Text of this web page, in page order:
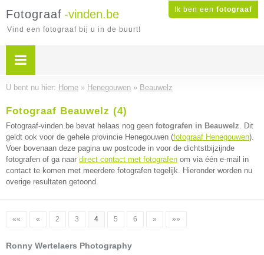
Ik ben een fotograaf
Fotograaf -vinden.be
Vind een fotograaf bij u in de buurt!
U bent nu hier: Home » Henegouwen » Beauwelz
Fotograaf Beauwelz (4)
Fotograaf-vinden.be bevat helaas nog geen fotografen in Beauwelz. Dit
geldt ook voor de gehele provincie Henegouwen (fotograaf Henegouwen).
Voer bovenaan deze pagina uw postcode in voor de dichtstbijzijnde
fotografen of ga naar direct contact met fotografen om via één e-mail in
contact te komen met meerdere fotografen tegelijk. Hieronder worden nu
overige resultaten getoond.
«« « 2 3 4 5 6 » »»
Ronny Wertelaers Photography